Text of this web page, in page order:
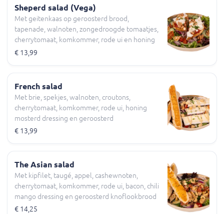
Sheperd salad (Vega)
Met geitenkaas op geroosterd brood,
tapenade, walnoten, zongedroogde tomaatjes,
cherrytomaat, komkommer, rode ui en honing
mosterd dressing
€ 13,99
French salad
Met brie, spekjes, walnoten, croutons,
cherrytomaat, komkommer, rode ui, honing
mosterd dressing en geroosterd
knoflookbrood
€ 13,99
The Asian salad
Met kipfilet, taugé, appel, cashewnoten,
cherrytomaat, komkommer, rode ui, bacon, chili
mango dressing en geroosterd knoflookbrood
€ 14,25